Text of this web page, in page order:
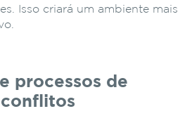
Isso criará um ambiente mais
processos de